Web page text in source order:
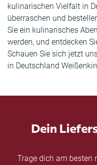
kulinarischen Vielfalt in
überraschen und
Sie ein kulinarisches
werden, und entdecken
Schauen Sie sich jetzt
in Deutschland
Dein
Trage dich am besten